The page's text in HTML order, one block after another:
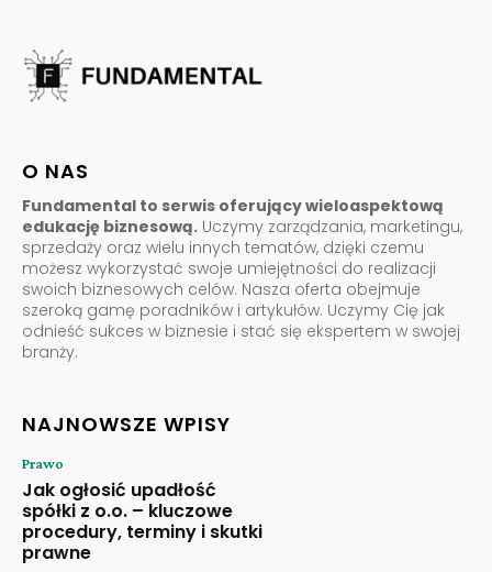
O NAS
Fundamental to serwis oferujący wieloaspektową
edukację biznesową. Uczymy zarządzania, marketingu,
sprzedaży oraz wielu innych tematów, dzięki czemu
możesz wykorzystać swoje umiejętności do realizacji
swoich biznesowych celów. Nasza oferta obejmuje
szeroką gamę poradników i artykułów. Uczymy Cię jak
odnieść sukces w biznesie i stać się ekspertem w swojej
branży.
NAJNOWSZE WPISY
Prawo
Jak ogłosić upadłość
spółki z o.o. – kluczowe
procedury, terminy i skutki
prawne